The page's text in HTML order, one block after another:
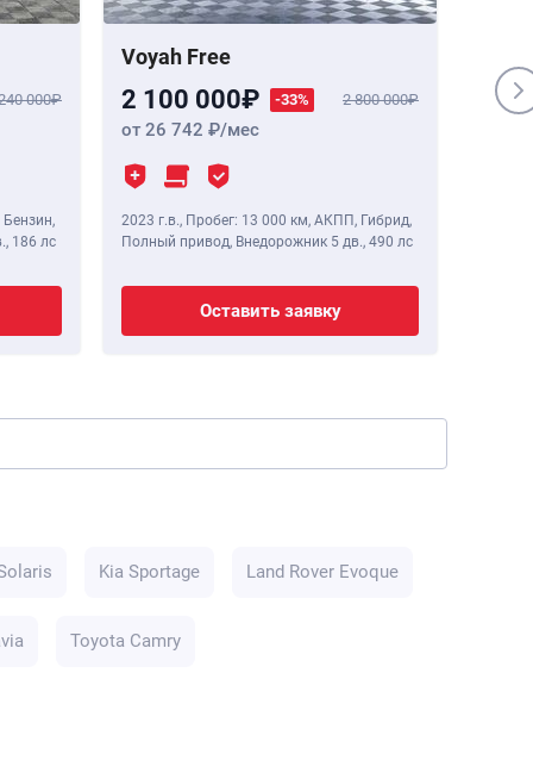
000
186 лс
Voyah Free
2 100 000 -33% 2 800 000
от 26 742 /мес
2023 г.в., Пробег: 13 000 км, АКПП, Гибрид,
Полный привод, Внедорожник 5 дв., 490 лс
Оставить заявку
1
Kia Sportage Land Rover Evoque
Toyota Camry